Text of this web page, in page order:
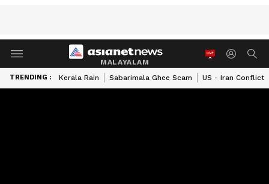
MALAYALAM
TRENDING : Kerala Rain Sabarimala Ghee Scam US - Iran Conflict